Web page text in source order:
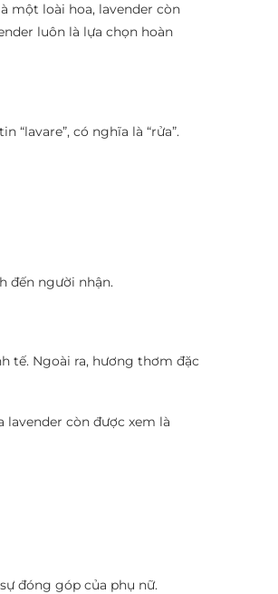
một loài hoa, lavender còn
luôn là lựa chọn hoàn
có nghĩa là “rửa”.
đến người nhận.
tế. Ngoài ra, hương thơm đặc
còn được xem là
đóng góp của phụ nữ.